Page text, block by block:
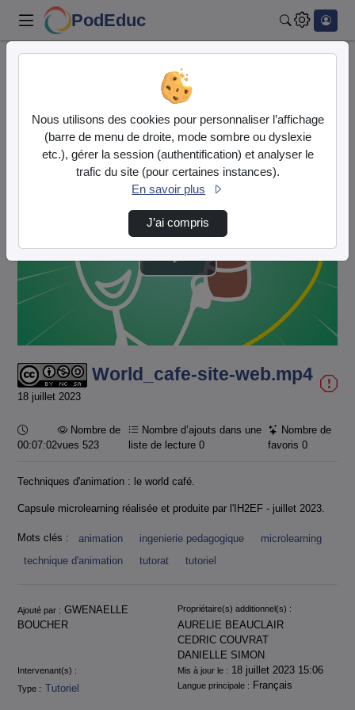
PodEduc
World_cafe-site-web.mp4
Cette vidéo est en mode brouillon.
Lire
la
vidéo
World_cafe-site-web.mp4
18 juillet 2023
Durée :
00:07:02
Nombre de
vues 523
Nombre d’ajouts dans une
liste de lecture 0
Nombre de
favoris 0
Techniques d'animation : le world café.
Capsule microlearning réalisée et produite par l'IH2EF - juillet 2023.
Mots clés : animation ingenierie pedagogique
microlearning
technique d'animation
tutorat tutoriel
Informations
Ajouté par : GWENAELLE
BOUCHER
Propriétaire(s) additionnel(s) :
AURELIE BEAUCLAIR
CEDRIC COUVRAT
DANIELLE SIMON
Intervenant(s) : Mis à jour le : 18 juillet 2023 15:06
Type : Tutoriel Langue principale : Français
Nous utilisons des cookies pour personnaliser l’affichage
(barre de menu de droite, mode sombre ou dyslexie
etc.), gérer la session (authentification) et analyser le
trafic du site (pour certaines instances).
En savoir plus
J’ai compris